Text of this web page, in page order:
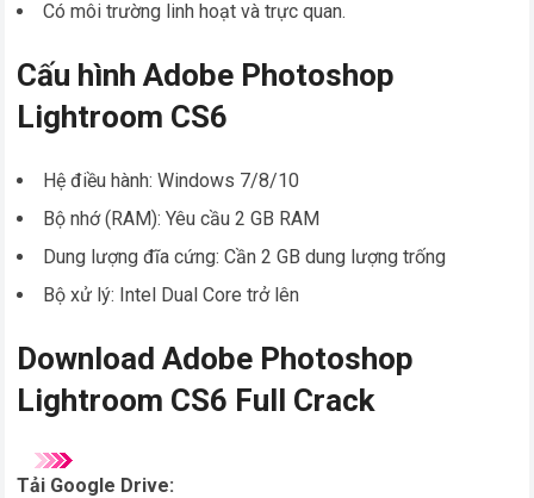
Có môi trường linh hoạt và trực quan.
Cấu hình Adobe Photoshop
Lightroom CS6
Hệ điều hành: Windows 7/8/10
Bộ nhớ (RAM): Yêu cầu 2 GB RAM
Dung lượng đĩa cứng: Cần 2 GB dung lượng trống
Bộ xử lý: Intel Dual Core trở lên
Download Adobe Photoshop
Lightroom CS6 Full Crack
Tải Google Drive: